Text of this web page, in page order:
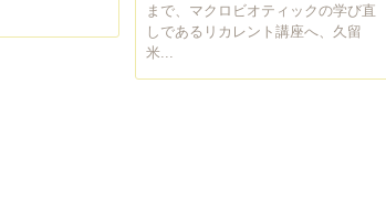
まで、マクロビオティックの学び直
しであるリカレント講座へ、久留
米...